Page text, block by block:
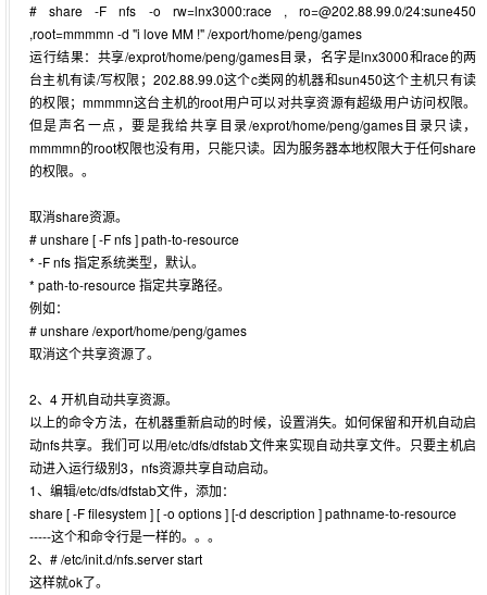
# share -F nfs -o rw=lnx3000:race , ro=@202.88.99.0/24:sune450
,root=mmmmn -d "i love MM !" /export/home/peng/games
运行结果：共享/exprot/home/peng/games目录，名字是lnx3000和race的两
台主机有读/写权限；202.88.99.0这个c类网的机器和sun450这个主机只有读
的权限；mmmmn这台主机的root用户可以对共享资源有超级用户访问权限。
但是声名一点，要是我给共享目录/exprot/home/peng/games目录只读，
mmmmn的root权限也没有用，只能只读。因为服务器本地权限大于任何share
的权限。。
取消share资源。
# unshare [ -F nfs ] path-to-resource
* -F nfs 指定系统类型，默认。
* path-to-resource 指定共享路径。
例如：
# unshare /export/home/peng/games
取消这个共享资源了。
2、4 开机自动共享资源。
以上的命令方法，在机器重新启动的时候，设置消失。如何保留和开机自动启
动nfs共享。我们可以用/etc/dfs/dfstab文件来实现自动共享文件。只要主机启
动进入运行级别3，nfs资源共享自动启动。
1、编辑/etc/dfs/dfstab文件，添加：
share [ -F filesystem ] [ -o options ] [-d description ] pathname-to-resource
-----这个和命令行是一样的。。。
2、# /etc/init.d/nfs.server start
这样就ok了。